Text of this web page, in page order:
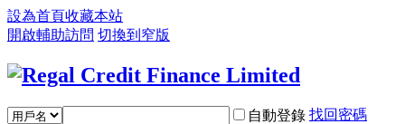
設為首頁收藏本站
開啟輔助訪問 切換到窄版
自動登錄 找回密碼